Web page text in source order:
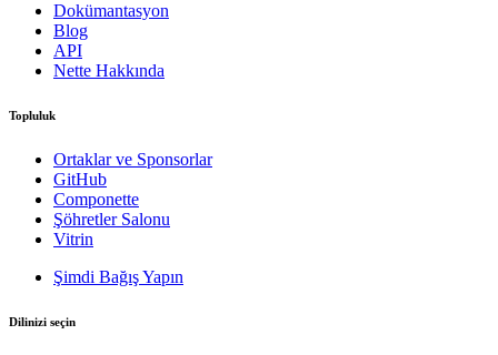
Dokümantasyon
Blog
API
Nette Hakkında
Topluluk
Ortaklar ve Sponsorlar
GitHub
Componette
Şöhretler Salonu
Vitrin
Şimdi Bağış Yapın
Dilinizi seçin